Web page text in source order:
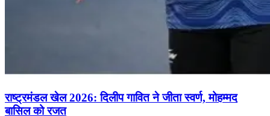
राष्ट्रमंडल खेल 2026: दिलीप गावित ने जीता स्वर्ण, मोहम्मद
बासिल को रजत